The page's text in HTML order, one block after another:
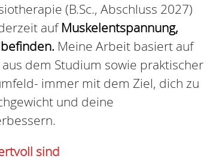
(B.Sc., Abschluss 2027)
aufMuskelentspannung,
Meine Arbeit basiert auf
dem Studium sowie praktischer
immer mit dem Ziel, dich zu
und deine
sind